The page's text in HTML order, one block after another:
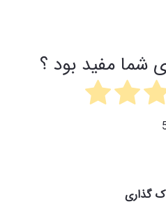
شما مفید بود ؟
گذاری